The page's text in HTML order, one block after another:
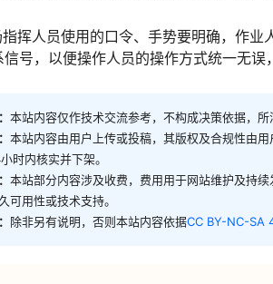
挥人员使用的口令、手势要明确，作
信号，以便操作人员的操作方式统一无误
本站内容仅作技术交流参考，不构成决策依据，所
本站内容由用户上传或投稿，其版权及合规性由
时内核实并下架。
本站部分内容涉及收费，费用用于网站维护及持
可用性或技术支持。
除非另有说明，否则本站内容依据CC BY-NC-SA